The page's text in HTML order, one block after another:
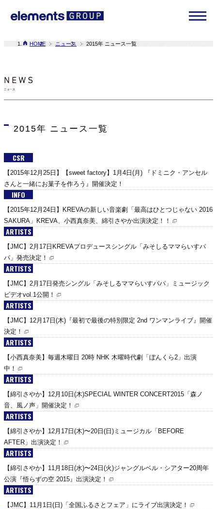
HOME ニュース 2015年 ニュース一覧
2015年 ニュース一覧
CSR
【2015年12月25日】【sweet factory】1月4日(月) 『ドミニク・アンセル
さんと一緒にお菓子を作ろう』開催決定！
INFO
【2015年12月24日】KREVAの新しい音楽劇「最高はひとつじゃない 2016
SAKURA」KREVA、小西真奈美、綿引さやか出演決定！！
ARTISTS
【JMC】2月17日KREVAプロデュースシングル「みそしるママらいすパ
パ」発売決定！
ARTISTS
【JMC】2月17日発売シングル「みそしるママらいすパパ」ミュージック
ビデオvol.1公開！
ARTISTS
【JMC】12月17日(木)『最初で最後の特別限定 2nd ワンマンライブ』開催
決定！
ARTISTS
【小西真奈美】毎週木曜日 20時 NHK 木曜時代劇「ぼんくら2」出演
中！
ARTISTS
【綿引さやか】12月10日(木)SPECIAL WINTER CONCERT2015「森ノ
音、風ノ声」開催決定！
ARTISTS
【綿引さやか】12月17日(木)〜20日(日)ミュージカル「BEFORE
AFTER」出演決定！
ARTISTS
【綿引さやか】11月18日(水)〜24日(火)ジャングルベル・シアター20周年
公演『悟らずの空 2015』出演決定！
ARTISTS
【JMC】11月1日(日)「全国ふるさとフェア」にライブ出演決定！